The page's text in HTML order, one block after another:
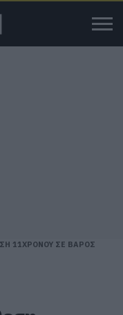
11ΧΡΟΝΟΥ ΣΕ ΒΑΡΟΣ